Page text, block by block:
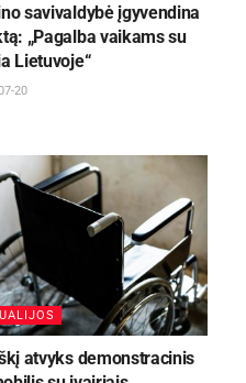
savivaldybė įgyvendina
„Pagalba vaikams su
Lietuvoje“
20
atvyks demonstracinis